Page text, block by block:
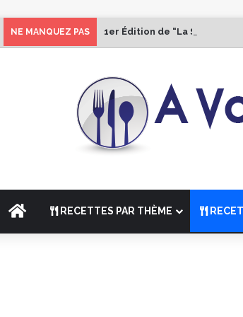
NE MANQUEZ PAS 1er Édition de “La Semaine
ACCUEILRECETTES PAR THÈME